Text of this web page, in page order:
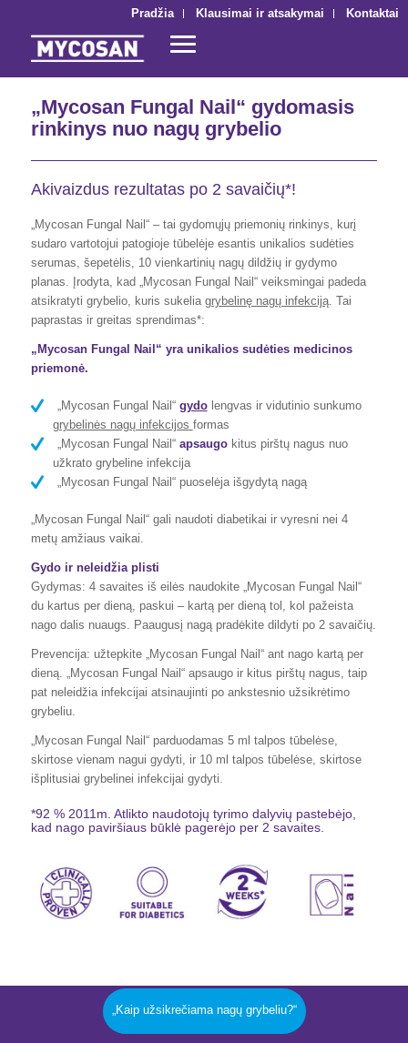
Pradžia Klausimai ir atsakymai Kontaktai
„Mycosan Fungal Nail“ gydomasis
rinkinys nuo nagų grybelio
Akivaizdus rezultatas po 2 savaičių*!
„Mycosan Fungal Nail“ – tai gydomųjų priemonių rinkinys, kurį
sudaro vartotojui patogioje tūbelėje esantis unikalios sudėties
serumas, šepetėlis, 10 vienkartinių nagų dildžių ir gydymo
planas. Įrodyta, kad „Mycosan Fungal Nail“ veiksmingai padeda
atsikratyti grybelio, kuris sukelia grybelinę nagų infekciją. Tai
paprastas ir greitas sprendimas*:
„Mycosan Fungal Nail“ yra unikalios sudėties medicinos
priemonė.
„Mycosan Fungal Nail“ gydolengvas ir vidutinio sunkumo
grybelinės nagų infekcijos formas
„Mycosan Fungal Nail“ apsaugokitus pirštų nagus nuo
užkrato grybeline infekcija
„Mycosan Fungal Nail“ puoselėja išgydytą nagą
„Mycosan Fungal Nail“ gali naudoti diabetikai ir vyresni nei 4
metų amžiaus vaikai.
Gydo ir neleidžia plisti
Gydymas: 4 savaites iš eilės naudokite „Mycosan Fungal Nail“
du kartus per dieną, paskui – kartą per dieną tol, kol pažeista
nago dalis nuaugs. Paaugusį nagą pradėkite dildyti po 2 savaičių.
Prevencija: užtepkite „Mycosan Fungal Nail“ ant nago kartą per
dieną. „Mycosan Fungal Nail“ apsaugo ir kitus pirštų nagus, taip
pat neleidžia infekcijai atsinaujinti po ankstesnio užsikrėtimo
grybeliu.
„Mycosan Fungal Nail“ parduodamas 5 ml talpos tūbelėse,
skirtose vienam nagui gydyti, ir 10 ml talpos tūbelėse, skirtose
išplitusiai grybelinei infekcijai gydyti.
*92 % 2011m. Atlikto naudotojų tyrimo dalyvių pastebėjo,
kad nago paviršiaus būklė pagerėjo per 2 savaites.
„Kaip užsikrečiama nagų grybeliu?“